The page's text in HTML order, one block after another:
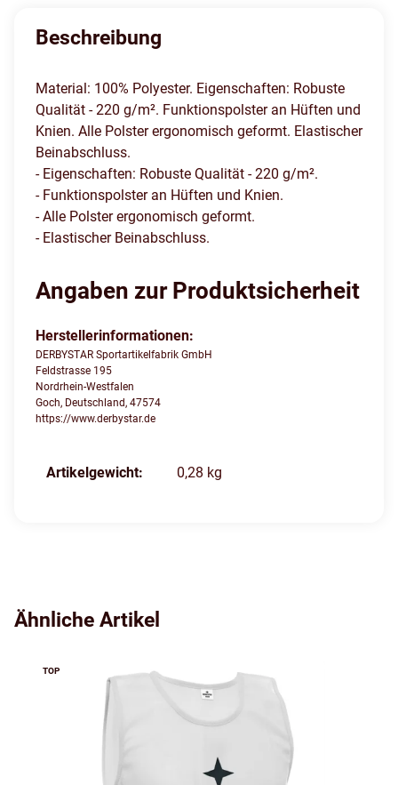
Beschreibung
Material: 100% Polyester. Eigenschaften: Robuste
Qualität - 220 g/m². Funktionspolster an Hüften und
Knien. Alle Polster ergonomisch geformt. Elastischer
Beinabschluss.
- Eigenschaften: Robuste Qualität - 220 g/m².
- Funktionspolster an Hüften und Knien.
- Alle Polster ergonomisch geformt.
- Elastischer Beinabschluss.
Angaben zur Produktsicherheit
Herstellerinformationen:
DERBYSTAR Sportartikelfabrik GmbH
Feldstrasse 195
Nordrhein-Westfalen
Goch, Deutschland, 47574
https://www.derbystar.de
Produkteigenschaft
Wert
Artikelgewicht: 0,28 kg
Ähnliche Artikel
TOP